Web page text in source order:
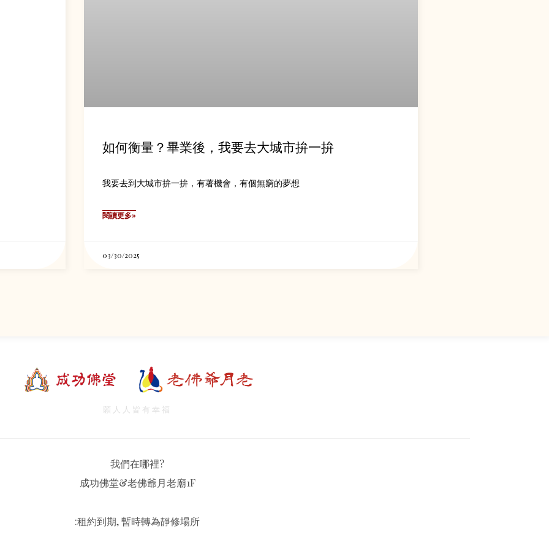
如何衡量？畢業後，我要去大城市拚一拚
我要去到大城市拚一拚，有著機會，有個無窮的夢想
閱讀更多»
03/30/2025
願人人皆有幸福
我們在哪裡?
成功佛堂&老佛爺月老廟1F
:租約到期, 暫時轉為靜修場所